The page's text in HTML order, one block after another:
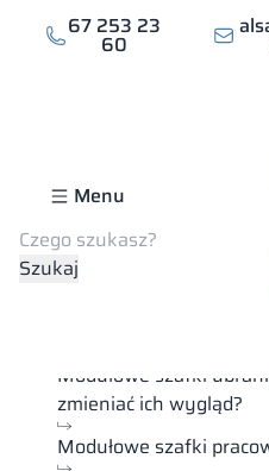
67 253 23
60
Menu
Szukaj
Szukaj
Strona główna Porady
Modułowe szafki
zmieniać ich wygląd?
Modułowe szafki